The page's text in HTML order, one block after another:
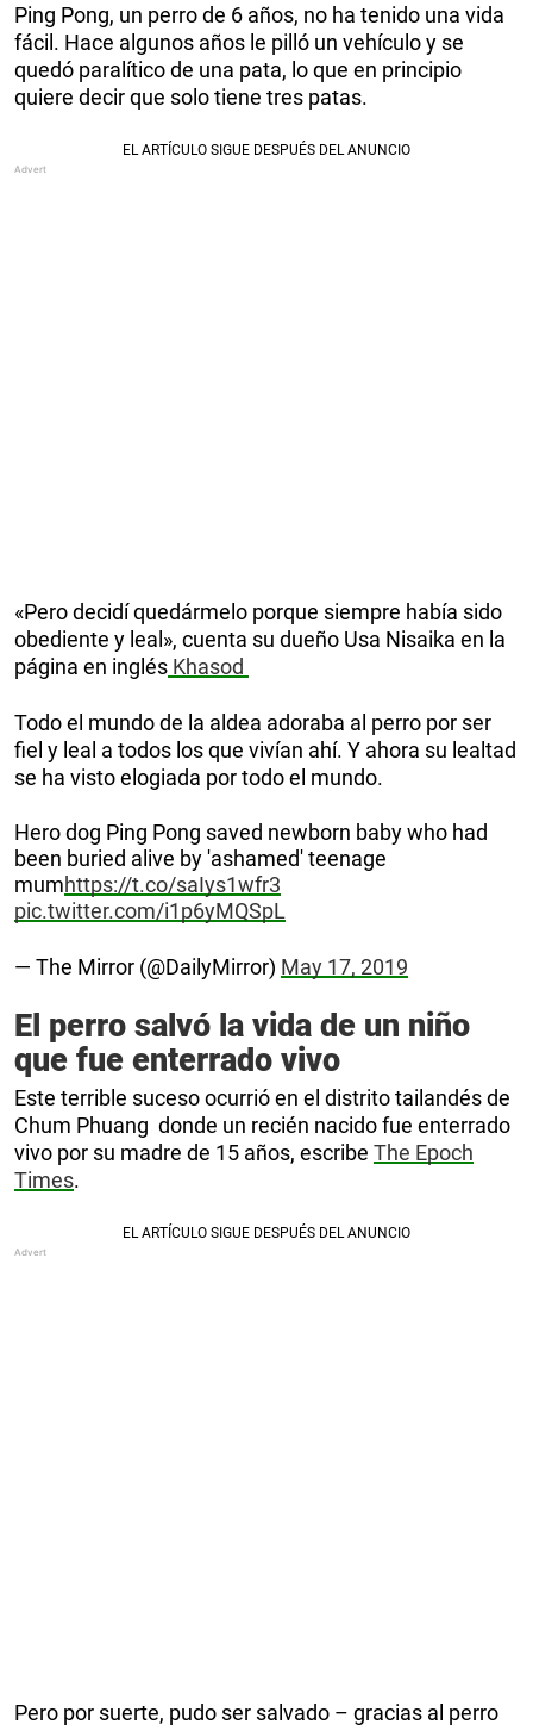
Ping Pong, un perro de 6 años, no ha tenido una vida
fácil. Hace algunos años le pilló un vehículo y se
quedó paralítico de una pata, lo que en principio
quiere decir que solo tiene tres patas.
«Pero decidí quedármelo porque siempre había sido
obediente y leal», cuenta su dueño Usa Nisaika en la
página en inglés Khasod
Todo el mundo de la aldea adoraba al perro por ser
fiel y leal a todos los que vivían ahí. Y ahora su lealtad
se ha visto elogiada por todo el mundo.
Hero dog Ping Pong saved newborn baby who had
been buried alive by 'ashamed' teenage
mumhttps://t.co/saIys1wfr3
pic.twitter.com/i1p6yMQSpL
— The Mirror (@DailyMirror) May 17, 2019
El perro salvó la vida de un niño
que fue enterrado vivo
Este terrible suceso ocurrió en el distrito tailandés de
Chum Phuang donde un recién nacido fue enterrado
vivo por su madre de 15 años, escribe The Epoch
Times.
Pero por suerte, pudo ser salvado – gracias al perro